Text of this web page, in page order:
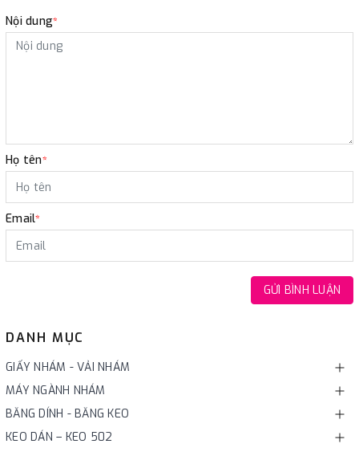
DANH MỤC
GIẤY NHÁM - VẢI NHÁM
MÁY NGÀNH NHÁM
BĂNG DÍNH - BĂNG KEO
KEO DÁN – KEO 502
Nội dung*
Họ tên*
Email*
GỬI BÌNH LUẬN